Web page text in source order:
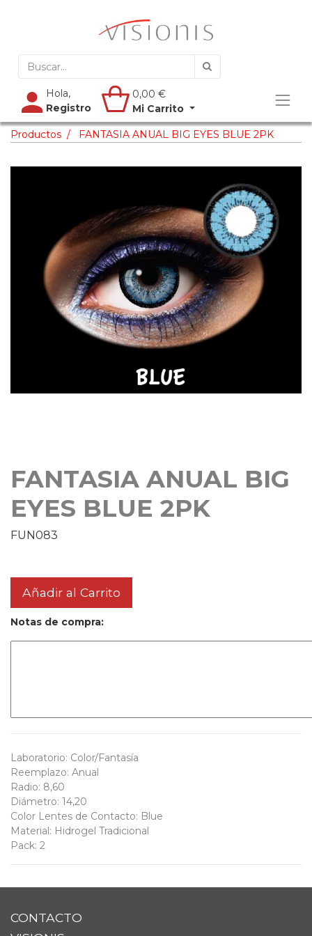
Hola,
Registro
0,00 €
Mi Carrito
Productos FANTASIA ANUAL BIG EYES BLUE 2PK
FANTASIA ANUAL BIG
EYES BLUE 2PK
FUN083
Añadir al Carrito
Notas de compra:
Laboratorio: Color/Fantasía
Reemplazo: Anual
Radio: 8,60
Diámetro: 14,20
Color Lentes de Contacto: Blue
Material: Hidrogel Tradicional
Pack: 2
CONTACTO